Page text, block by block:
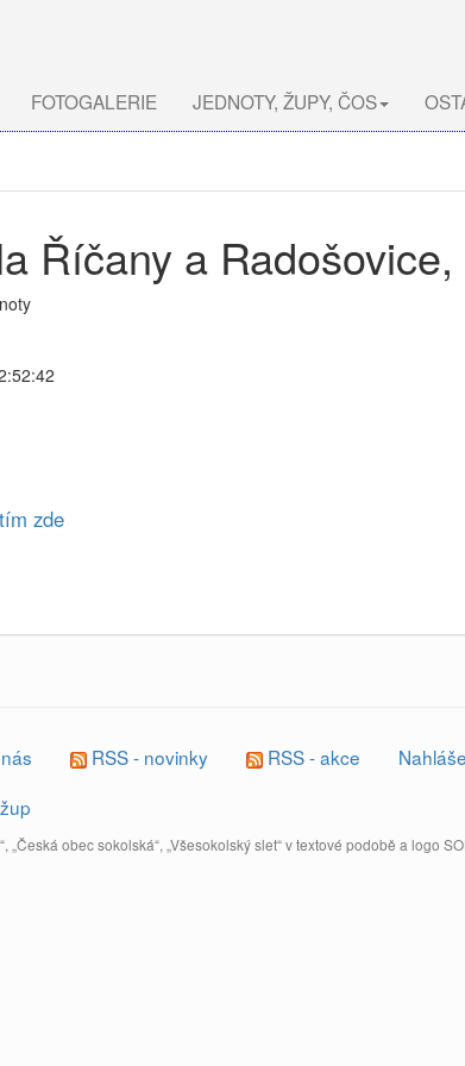
FOTOGALERIE JEDNOTY, ŽUPY, ČOS
Říčany a
zde
RSS - novinky RSS - akce
„Česká obec sokolská“, „Všesokolský slet“ v textové podobě a logo